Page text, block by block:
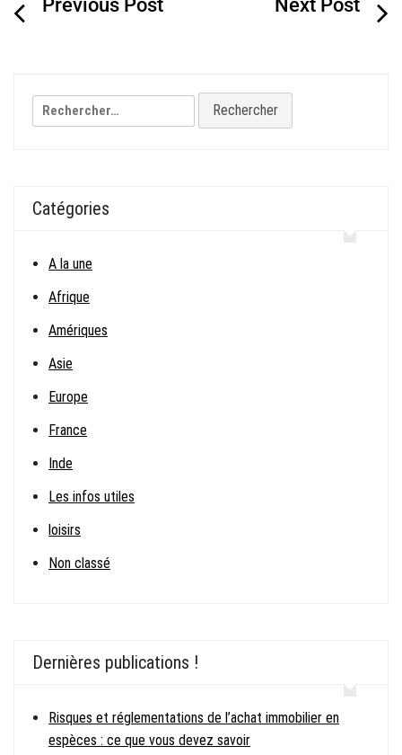
Rechercher :
Catégories
A la une
Afrique
Amériques
Asie
Europe
France
Inde
Les infos utiles
loisirs
Non classé
Dernières publications !
Risques et réglementations de l’achat immobilier en
espèces : ce que vous devez savoir